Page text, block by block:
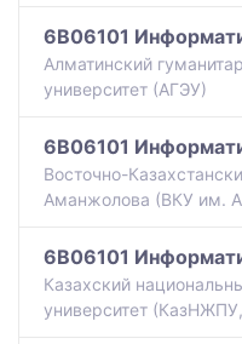
6B06101
Алматинский
университет (АГЭУ)
6B06101
Восточно-
Аманжолова (ВКУ им.
6B06101
Казахский
университет